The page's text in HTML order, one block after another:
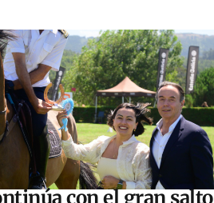
con el gran salto